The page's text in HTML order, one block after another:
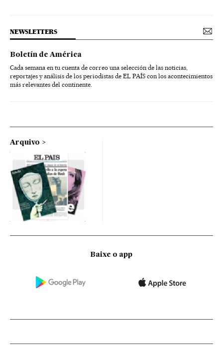
NEWSLETTERS
Boletín de América
Cada semana en tu cuenta de correo una selección de las noticias,
reportajes y análisis de los periodistas de EL PAÍS con los acontecimientos
más relevantes del continente.
Arquivo
Baixe o app